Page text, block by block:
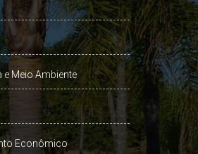
e Meio Ambiente
Econômico